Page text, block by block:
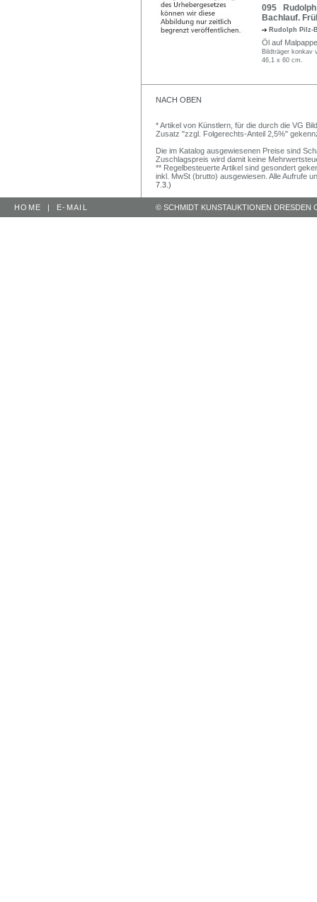
095 Rudolph
Bachlauf.
Rudolph Pilz-
Öl auf
Bildträger konkav
46,1 x 60 cm.
NACH OBEN
* Artikel von Künstlern, für die durch die VG
Zusatz "zzgl. Folgerechts-Anteil 2,5%"
Die im Katalog ausgewiesenen Preise sind
Zuschlagspreis wird damit keine
** Regelbesteuerte Artikel sind gesondert
inkl. MwSt (brutto) ausgewiesen. Alle Aufrufe
7.3.)
HOME | E-MAIL © SCHMIDT KUNSTAUKTIONEN DRESDEN